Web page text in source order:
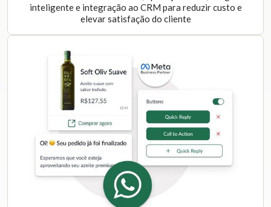
inteligente e integração ao CRM para reduzir custo e
elevar satisfação do cliente